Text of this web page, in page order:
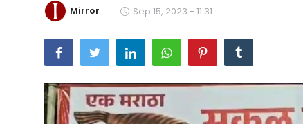
Mirror Sep 15, 2023 - 11:31